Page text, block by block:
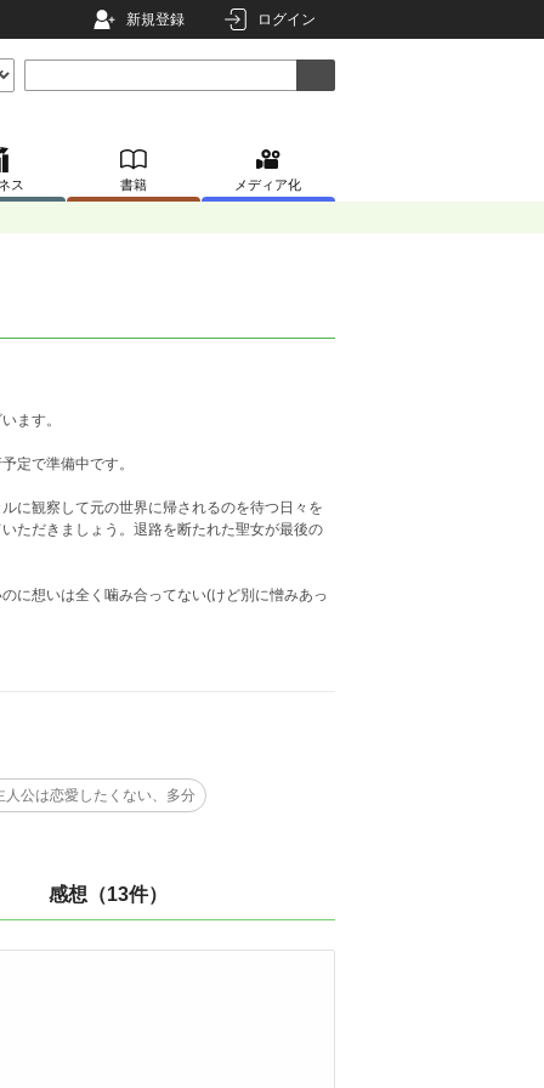
新規登録 ログイン
ス 書籍 メディア化
ます。
定で準備中です。
に観察して元の世界に帰されるのを待つ日々を
ただきましょう。退路を断たれた聖女が最後の
に想いは全く噛み合ってない(けど別に憎みあっ
人公は恋愛したくない、多分
感想（13件）